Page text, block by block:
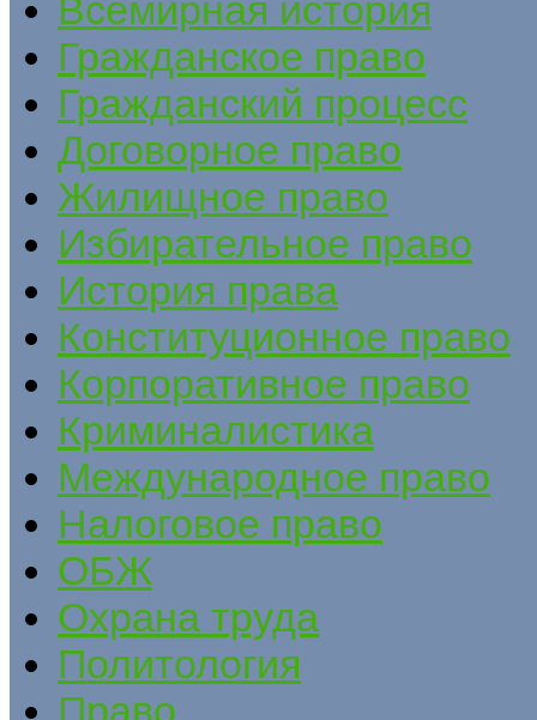
Всемирная история
Гражданское право
Гражданский процесс
Договорное право
Жилищное право
Избирательное право
История права
Конституционное право
Корпоративное право
Криминалистика
Международное право
Налоговое право
ОБЖ
Охрана труда
Политология
Право